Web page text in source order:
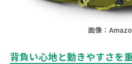
画像：
背負い心地と動きやすさを